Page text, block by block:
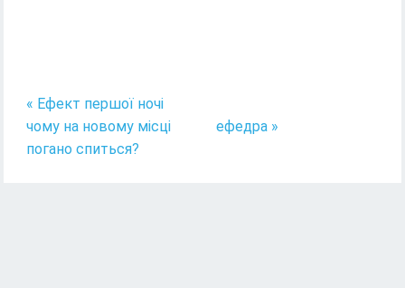
« Ефект першої ночі
чому на новому місці
погано спиться?
ефедра »